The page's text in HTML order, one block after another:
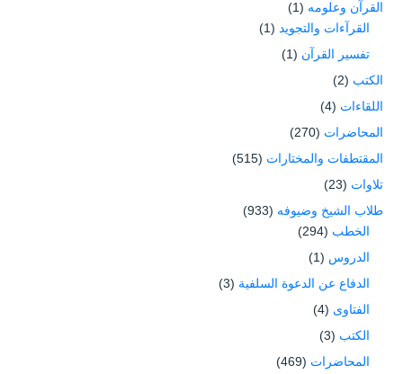
القرآن وعلومه (1)
القرآءات والتجويد (1)
تفسير القرآن (1)
الكتب (2)
اللقاءات (4)
المحاضرات (270)
المقتطفات والمختارات (515)
تلاوات (23)
طلاب الشيخ وضيوفه (933)
الخطب (294)
الدروس (1)
الدفاع عن الدعوة السلفية (3)
الفتاوى (4)
الكتب (3)
المحاضرات (469)